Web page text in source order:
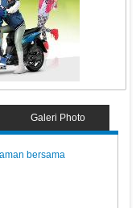
Galeri Photo
bersama